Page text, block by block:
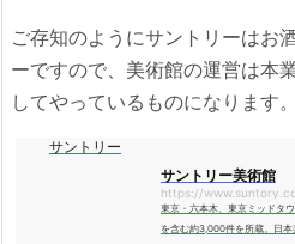
ご存知のようにサントリーはお
ーですので、美術館の運営は本
してやっているものになります。
サントリー
サントリー美術館
https://
東京・六本木、東京ミッドタ
を含む約3,000件を所蔵。日本